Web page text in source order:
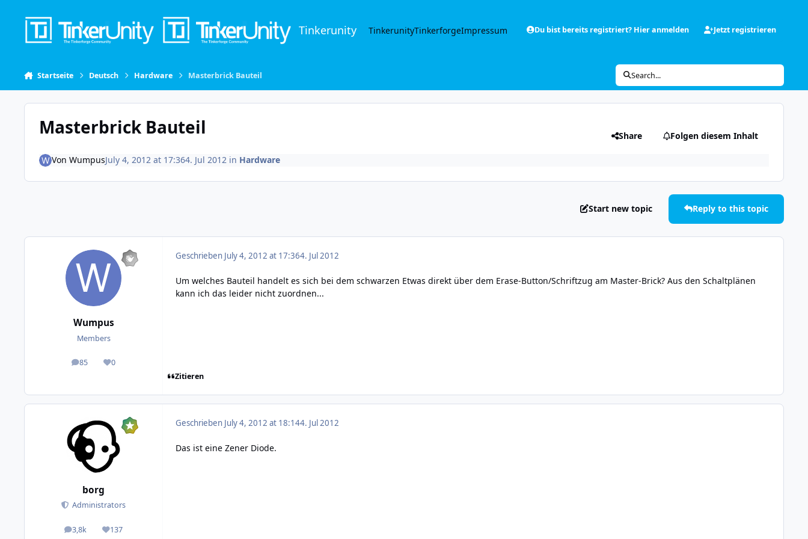
Tinkerunity TinkerunityTinkerforgeImpressum Du bist bereits registriert? Hier anmelden Jetzt registrieren
Startseite Deutsch Hardware Masterbrick Bauteil Search...
Masterbrick Bauteil Share Folgen diesem Inhalt
Von WumpusJuly 4, 2012 at 17:364. Jul 2012in Hardware
Start new topic Reply to this topic
Wumpus
Members
85
posts 0
Reputation
Geschrieben July 4, 2012 at 17:364. Jul 2012
Um welches Bauteil handelt es sich bei dem schwarzen Etwas direkt über dem Erase-Button/Schriftzug am Master-Brick? Aus den Schaltplänen
kann ich das leider nicht zuordnen...
Zitieren
borg
Administrators
3,8k
posts 137
Reputation
Geschrieben July 4, 2012 at 18:144. Jul 2012
Das ist eine Zener Diode.